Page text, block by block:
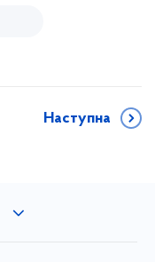
Наступна